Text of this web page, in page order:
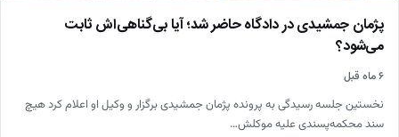
پژمان جمشیدی در دادگاه حاضر شد؛ آیا بی‌گناهی‌اش ثابت
می‌شود؟
۶ ماه قبل
نخستین جلسه رسیدگی به پرونده پژمان جمشیدی برگزار و وکیل او اعلام کرد هیچ
سند محکمه‌پسندی علیه موکلش…